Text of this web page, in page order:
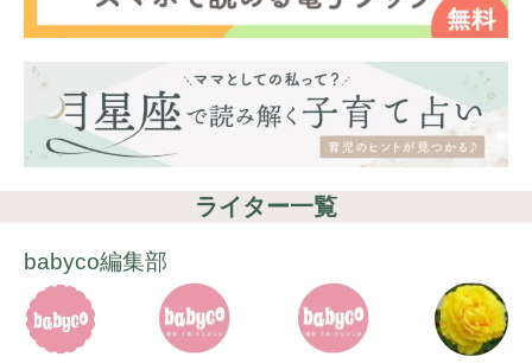
ライター一覧
babyco編集部